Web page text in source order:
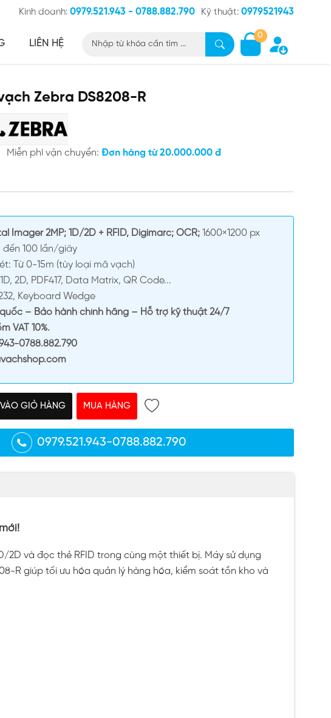
Kinh doanh: 0979.521.943 - 0788.882.790 Kỹ thuật: 0979521943
LIÊN HỆ
0
Zebra DS8208-R
Miễn phí vận chuyển: Đơn hàng từ 20.000.000 đ
Imager 2MP; 1D/2D + RFID, Digimarc; OCR;1600×1200 px
đến 100 lần/giây
Từ 0-15m (tùy loại mã vạch)
2D, PDF417, Data Matrix, QR Code...
Keyboard Wedge
– Bảo hành chính hãng – Hỗ trợ kỹ thuật 24/7
VAT 10%.
0788.882.790
GIỎ HÀNG MUA HÀNG
0979.521.943-0788.882.790
2D và đọc thẻ RFID trong cùng một thiết bị. Máy sử dụng
R giúp tối ưu hóa quản lý hàng hóa, kiểm soát tồn kho và